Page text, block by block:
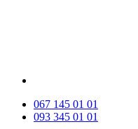
067 145 01 01
093 345 01 01